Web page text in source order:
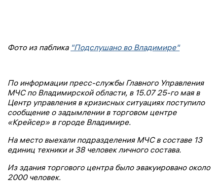
Фото из паблика "Подслушано во Владимире"
По информации пресс-службы Главного Управления
МЧС по Владимирской области, в 15.07 25-го мая в
Центр управления в кризисных ситуациях поступило
сообщение о задымлении в торговом центре
«Крейсер» в городе Владимире.
На место выехали подразделения МЧС в составе 13
единиц техники и 38 человек личного состава.
Из здания торгового центра было эвакуировано около
2000 человек.